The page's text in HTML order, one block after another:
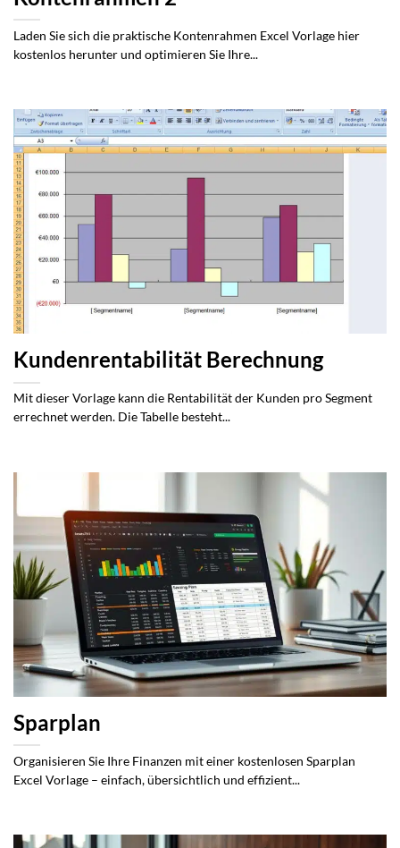
Laden Sie sich die praktische Kontenrahmen Excel Vorlage hier
kostenlos herunter und optimieren Sie Ihre...
Kundenrentabilität Berechnung
Mit dieser Vorlage kann die Rentabilität der Kunden pro Segment
errechnet werden. Die Tabelle besteht...
Sparplan
Organisieren Sie Ihre Finanzen mit einer kostenlosen Sparplan
Excel Vorlage – einfach, übersichtlich und effizient...